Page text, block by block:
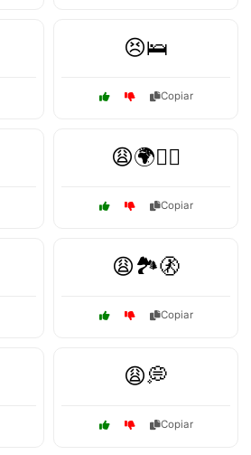
😣🛌
Copiar
😩🌍🚶‍♂️
Copiar
😩🏞️🚷
Copiar
😩💭
Copiar